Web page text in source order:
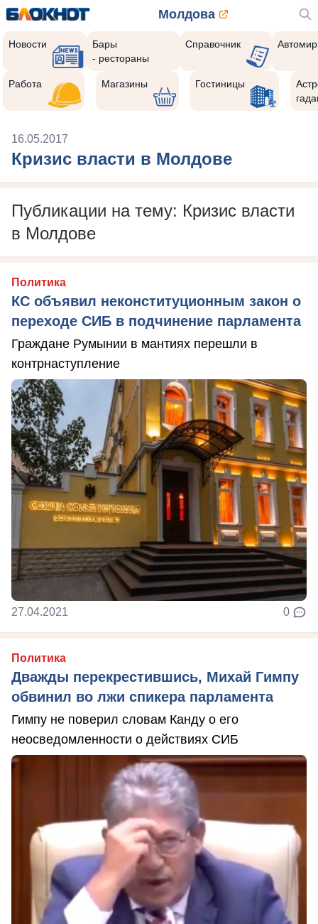
Молдова
Новости
Бары
- рестораны
Справочник Автомир
Работа Магазины Гостиницы
16.05.2017
Кризис власти в Молдове
Публикации на тему: Кризис власти
в Молдове
Политика
КС объявил неконституционным закон о
переходе СИБ в подчинение парламента
Граждане Румынии в мантиях перешли в
контрнаступление
27.04.2021 0
Политика
Дважды перекрестившись, Михай Гимпу
обвинил во лжи спикера парламента
Гимпу не поверил словам Канду о его
неосведомленности о действиях СИБ